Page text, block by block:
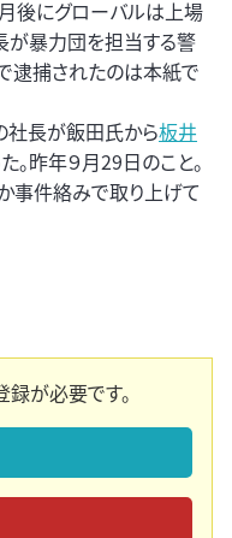
月後にグローバルは上場
が暴力団を担当する警
逮捕されたのは本紙で
社長が飯田氏から板井
。昨年９月29日のこと。
事件絡みで取り上げて
が必要です。